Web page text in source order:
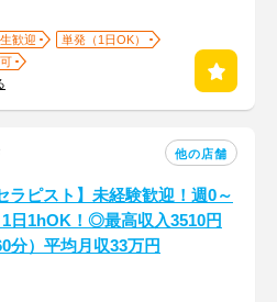
歓迎
単発（1日OK）
他の店舗
ラピスト】未経験歓迎！週0～
1日1hOK！◎最高収入3510円
分）平均月収33万円